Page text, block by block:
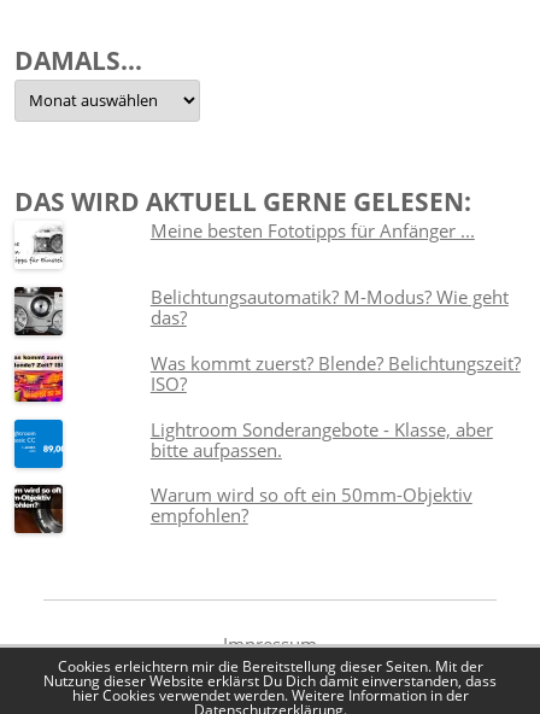
DAMALS…
Damals…
DAS WIRD AKTUELL GERNE GELESEN:
Meine besten Fototipps für Anfänger ...
Belichtungsautomatik? M-Modus? Wie geht
das?
Was kommt zuerst? Blende? Belichtungszeit?
ISO?
Lightroom Sonderangebote - Klasse, aber
bitte aufpassen.
Warum wird so oft ein 50mm-Objektiv
empfohlen?
Impressum
Datenschutzerklärung
Cookies erleichtern mir die Bereitstellung dieser Seiten. Mit der
Nutzung dieser Website erklärst Du Dich damit einverstanden, dass
hier Cookies verwendet werden. Weitere Information in der
Datenschutzerklärung.